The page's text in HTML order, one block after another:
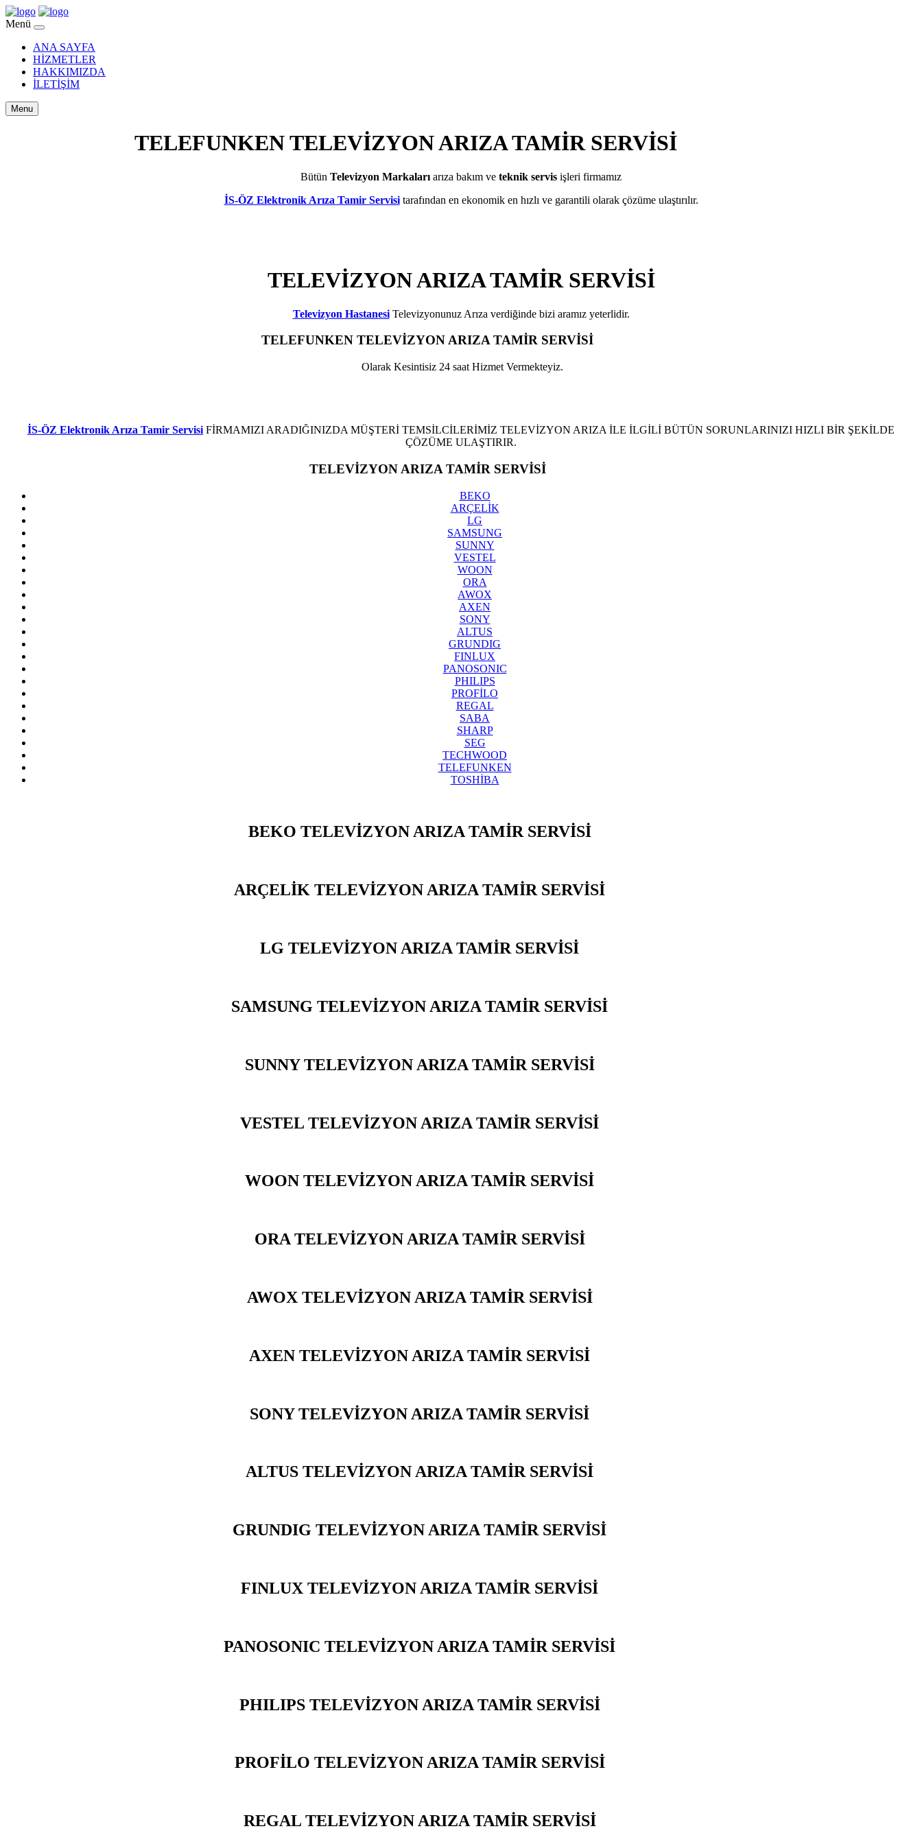
Menü
ANA SAYFA
HİZMETLER
HAKKIMIZDA
İLETİŞİM
Menu
TELEFUNKEN TELEVİZYON ARIZA TAMİR SERVİSİ
Bütün Televizyon Markaları arıza bakım ve teknik servis işleri firmamız
İS-ÖZ Elektronik Arıza Tamir Servisitarafından en ekonomik en hızlı ve garantili olarak çözüme ulaştırılır.
TELEVİZYON ARIZA TAMİR SERVİSİ
Televizyon HastanesiTelevizyonunuz Arıza verdiğinde bizi aramız yeterlidir.
TELEFUNKEN TELEVİZYON ARIZA TAMİR SERVİSİ
Olarak Kesintisiz 24 saat Hizmet Vermekteyiz.
İS-ÖZ Elektronik Arıza Tamir Servisi FİRMAMIZI ARADIĞINIZDA MÜŞTERİ TEMSİLCİLERİMİZ TELEVİZYON ARIZA İLE İLGİLİ BÜTÜN SORUNLARINIZI HIZLI BİR ŞEKİLDE
ÇÖZÜME ULAŞTIRIR.
TELEVİZYON ARIZA TAMİR SERVİSİ
BEKO
ARÇELİK
LG
SAMSUNG
SUNNY
VESTEL
WOON
ORA
AWOX
AXEN
SONY
ALTUS
GRUNDIG
FINLUX
PANOSONIC
PHILIPS
PROFİLO
REGAL
SABA
SHARP
SEG
TECHWOOD
TELEFUNKEN
TOSHİBA
BEKO TELEVİZYON ARIZA TAMİR SERVİSİ
ARÇELİK TELEVİZYON ARIZA TAMİR SERVİSİ
LG TELEVİZYON ARIZA TAMİR SERVİSİ
SAMSUNG TELEVİZYON ARIZA TAMİR SERVİSİ
SUNNY TELEVİZYON ARIZA TAMİR SERVİSİ
VESTEL TELEVİZYON ARIZA TAMİR SERVİSİ
WOON TELEVİZYON ARIZA TAMİR SERVİSİ
ORA TELEVİZYON ARIZA TAMİR SERVİSİ
AWOX TELEVİZYON ARIZA TAMİR SERVİSİ
AXEN TELEVİZYON ARIZA TAMİR SERVİSİ
SONY TELEVİZYON ARIZA TAMİR SERVİSİ
ALTUS TELEVİZYON ARIZA TAMİR SERVİSİ
GRUNDIG TELEVİZYON ARIZA TAMİR SERVİSİ
FINLUX TELEVİZYON ARIZA TAMİR SERVİSİ
PANOSONIC TELEVİZYON ARIZA TAMİR SERVİSİ
PHILIPS TELEVİZYON ARIZA TAMİR SERVİSİ
PROFİLO TELEVİZYON ARIZA TAMİR SERVİSİ
REGAL TELEVİZYON ARIZA TAMİR SERVİSİ